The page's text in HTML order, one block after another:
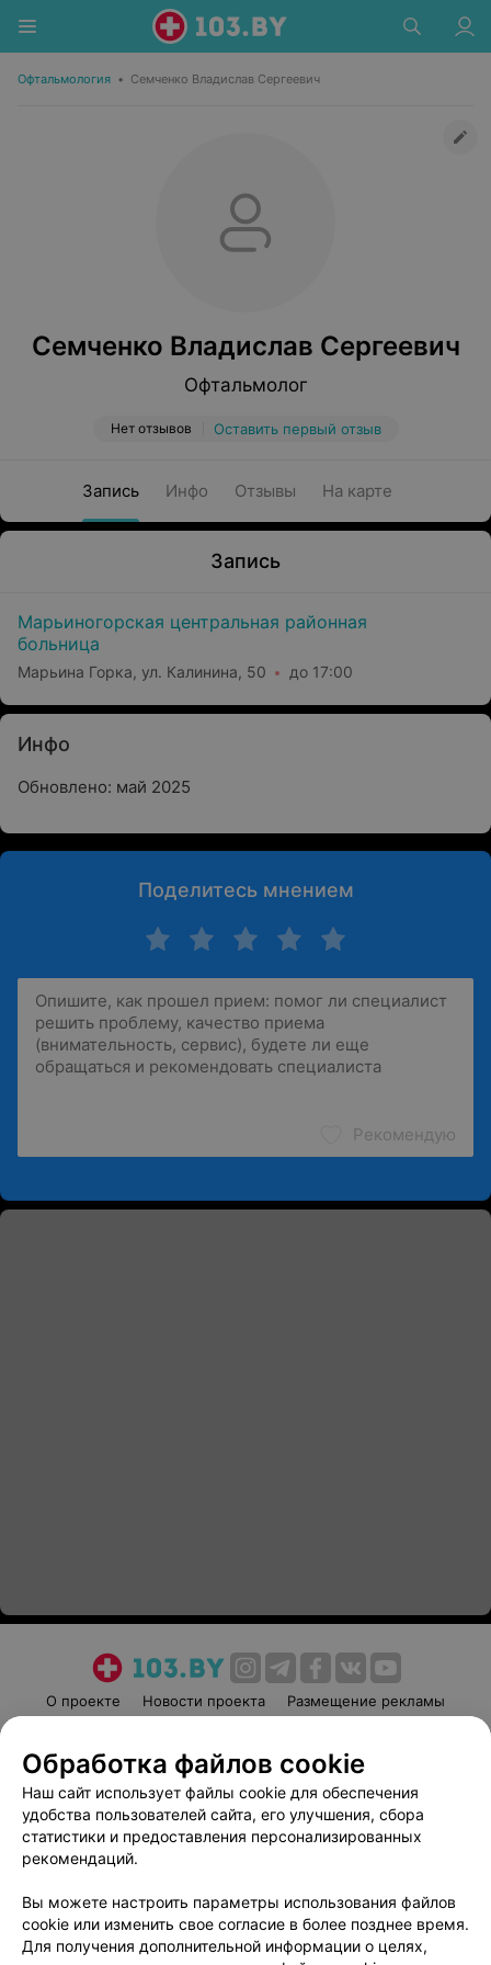
Офтальмология • Семченко Владислав Сергеевич
Семченко Владислав Сергеевич
Офтальмолог
Нет отзывов Оставить первый отзыв
Запись Инфо Отзывы На карте
Запись
Марьиногорская центральная районная
больница
Марьина Горка, ул. Калинина, 50 до 17:00
Инфо
Обновлено: май 2025
Поделитесь мнением
Рекомендую
О проекте Новости проекта
Размещение рекламы
Пользовательское соглашение
Способы оплаты
Вакансии
Партнеры
Написать руководителю 103.by
Обработка персональных данных
Обработка файлов cookie
Наш сайт использует файлы cookie для обеспечения
удобства пользователей сайта, его улучшения, сбора
статистики и предоставления персонализированных
рекомендаций.
Вы можете настроить параметры использования файлов
cookie или изменить свое согласие в более позднее время.
Для получения дополнительной информации о целях,